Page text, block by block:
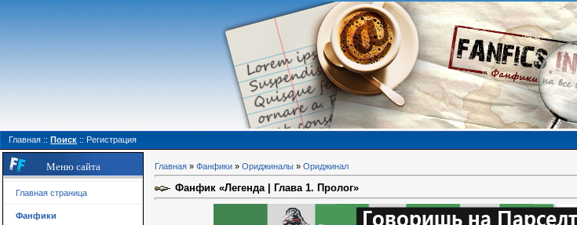
Главная :: Поиск :: Регистрация
Меню сайта
Главная страница
Фанфики
Главная » Фанфики » Ориджиналы » Ориджинал
Фанфик «Легенда | Глава 1. Пролог»